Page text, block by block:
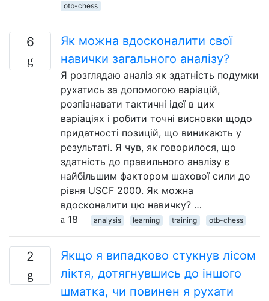
otb-chess
6
Як можна вдосконалити свої
навички загального аналізу?
Я розглядаю аналіз як здатність подумки
рухатись за допомогою варіацій,
розпізнавати тактичні ідеї в цих
варіаціях і робити точні висновки щодо
придатності позицій, що виникають у
результаті. Я чув, як говорилося, що
здатність до правильного аналізу є
найбільшим фактором шахової сили до
рівня USCF 2000. Як можна
вдосконалити цю навичку? …
18
analysis learning training otb-chess
2
Якщо я випадково стукнув лісом
ліктя, дотягнувшись до іншого
шматка, чи повинен я рухати